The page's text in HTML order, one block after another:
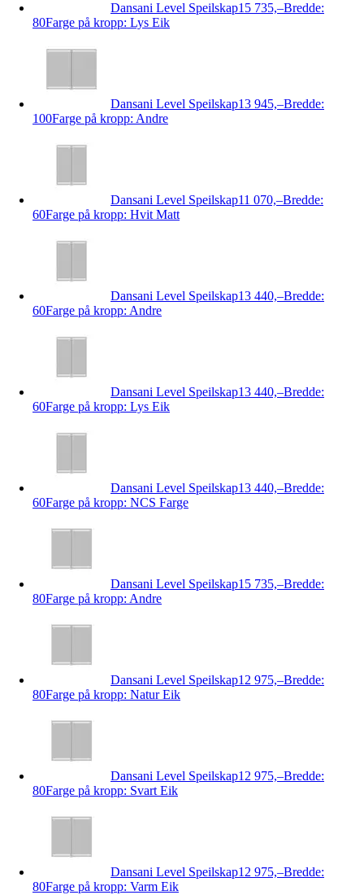
Dansani Level Speilskap15 735,–Bredde:
80Farge på kropp: Lys Eik
Dansani Level Speilskap13 945,–Bredde:
100Farge på kropp: Andre
Dansani Level Speilskap11 070,–Bredde:
60Farge på kropp: Hvit Matt
Dansani Level Speilskap13 440,–Bredde:
60Farge på kropp: Andre
Dansani Level Speilskap13 440,–Bredde:
60Farge på kropp: Lys Eik
Dansani Level Speilskap13 440,–Bredde:
60Farge på kropp: NCS Farge
Dansani Level Speilskap15 735,–Bredde:
80Farge på kropp: Andre
Dansani Level Speilskap12 975,–Bredde:
80Farge på kropp: Natur Eik
Dansani Level Speilskap12 975,–Bredde:
80Farge på kropp: Svart Eik
Dansani Level Speilskap12 975,–Bredde:
80Farge på kropp: Varm Eik